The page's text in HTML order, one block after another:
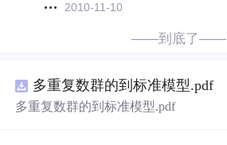
2010-11-10
——到底了——
多重复数群的到标准模型.pdf
多重复数群的到标准模型.pdf